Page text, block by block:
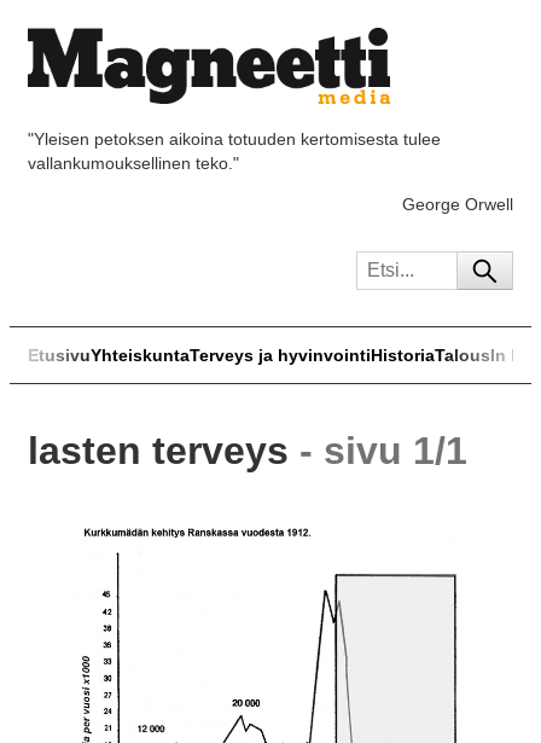
"Yleisen petoksen aikoina totuuden kertomisesta tulee
vallankumouksellinen teko."
George Orwell
EtusivuYhteiskuntaTerveys ja hyvinvointiHistoriaTalousIn
lasten terveys - sivu 1/1